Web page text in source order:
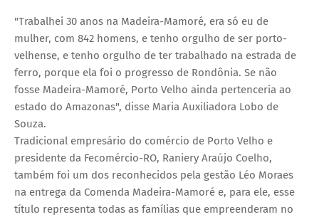
"Trabalhei 30 anos na Madeira-Mamoré, era só eu de
mulher, com 842 homens, e tenho orgulho de ser porto-
velhense, e tenho orgulho de ter trabalhado na estrada de
ferro, porque ela foi o progresso de Rondônia. Se não
fosse Madeira-Mamoré, Porto Velho ainda pertenceria ao
estado do Amazonas", disse Maria Auxiliadora Lobo de
Souza.
Tradicional empresário do comércio de Porto Velho e
presidente da Fecomércio-RO, Raniery Araújo Coelho,
também foi um dos reconhecidos pela gestão Léo Moraes
na entrega da Comenda Madeira-Mamoré e, para ele, esse
título representa todas as famílias que empreenderam no